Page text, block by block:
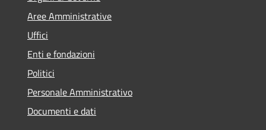
Aree Amministrative
Uffici
Enti e fondazioni
Politici
Personale Amministrativo
Documenti e dati